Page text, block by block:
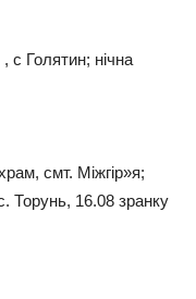
с Голятин; нічна
смт. Міжгір»я;
Торунь, 16.08 зранку